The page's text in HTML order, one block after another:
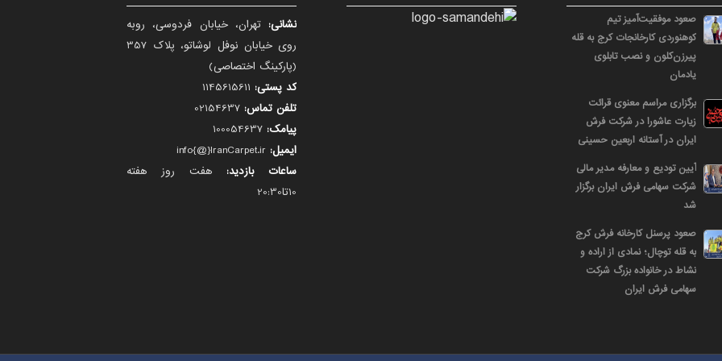
صعود موفقیت‌آمیز تیم
کوهنوردی کارخانجات کرج به قله
پیرزن‌کلون و نصب تابلوی
یادمان
برگزاری مراسم معنوی قرائت
زیارت عاشورا در شرکت فرش
ایران در آستانه اربعین حسینی
آیین تودیع و معارفه مدیر مالی
شرکت سهامی فرش ایران برگزار
شد
صعود پرسنل کارخانه فرش کرج
به قله توچال؛ نمادی از اراده و
نشاط در خانواده بزرگ شرکت
سهامی فرش ایران
نشانی: تهران، خیابان فردوسی، روبه
روی خیابان نوفل لوشاتو، پلاک 357
(پارکینگ اختصاصی)
کد پستی:
تلفن تماس:
پیامک:
ایمیل:
ساعات بازدید: هفت روز هفته
10تا20:30